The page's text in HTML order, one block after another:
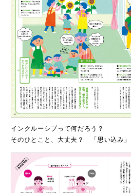
インクルーシブって何だろう？
そのひとこと、大丈夫？ 「思い込み」